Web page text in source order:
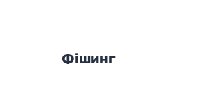
Фішинг